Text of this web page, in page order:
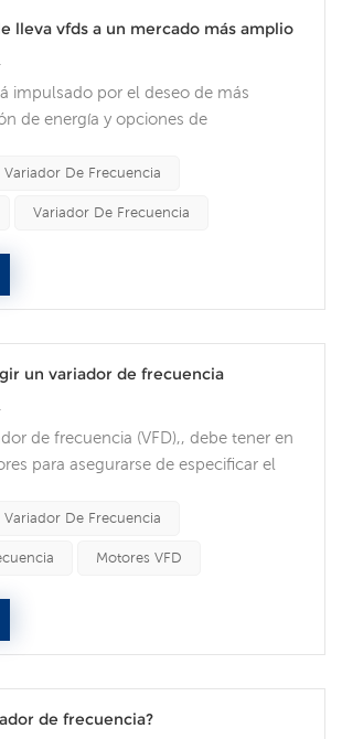
lleva vfds a un mercado más amplio
impulsado por el deseo de más
de energía y opciones de
del mercado que impulsan el
la gestión de la energía y la
son vitales. l...
Variador De Frecuencia
Variador De Frecuencia
un variador de frecuencia
de frecuencia (VFD),, debe tener en
para asegurarse de especificar el
decisión que se debe tomar al
de identificación del motor para
de co...
Variador De Frecuencia
Motores VFD
de frecuencia?